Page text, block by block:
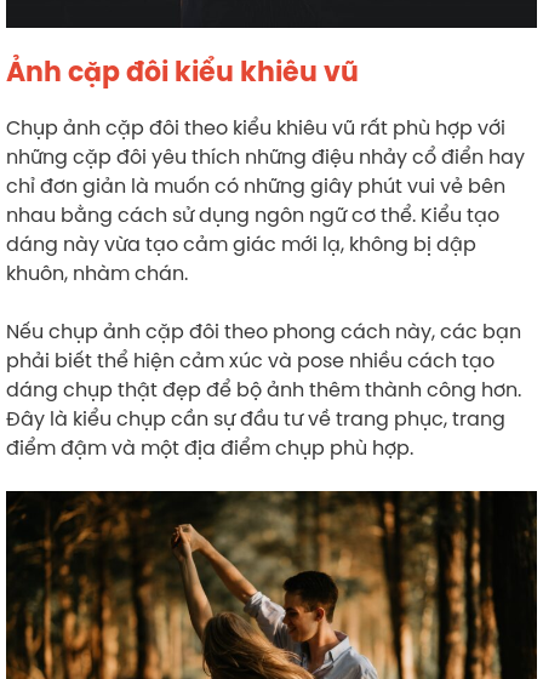
Ảnh cặp đôi kiểu khiêu vũ
Chụp ảnh cặp đôi theo kiểu khiêu vũ rất phù hợp với
những cặp đôi yêu thích những điệu nhảy cổ điển hay
chỉ đơn giản là muốn có những giây phút vui vẻ bên
nhau bằng cách sử dụng ngôn ngữ cơ thể. Kiểu tạo
dáng này vừa tạo cảm giác mới lạ, không bị dập
khuôn, nhàm chán.
Nếu chụp ảnh cặp đôi theo phong cách này, các bạn
phải biết thể hiện cảm xúc và pose nhiều cách tạo
dáng chụp thật đẹp để bộ ảnh thêm thành công hơn.
Đây là kiểu chụp cần sự đầu tư về trang phục, trang
điểm đậm và một địa điểm chụp phù hợp.